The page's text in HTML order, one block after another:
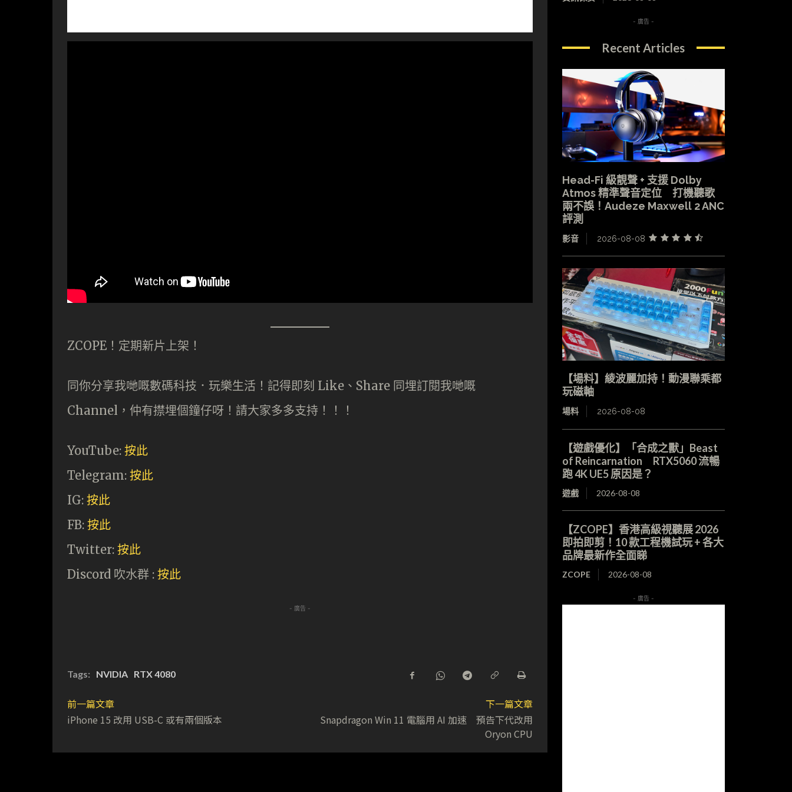
ZCOPE！定期新片上架！
同你分享我哋嘅數碼科技．玩樂生活！記得即刻 Like、Share 同埋訂閱我哋嘅
Channel，仲有㩒埋個鐘仔呀！請大家多多支持！！！
YouTube: 按此
Telegram: 按此
IG: 按此
FB: 按此
Twitter: 按此
Discord 吹水群 : 按此
- 廣告 -
Tags: NVIDIA RTX 4080
前一篇文章
iPhone 15 改用 USB-C 或有兩個版本
下一篇文章
Snapdragon Win 11 電腦用 AI 加速 預告下代改用
Oryon CPU
- 廣告 -
Recent Articles
Head-Fi 級靚聲 + 支援 Dolby
Atmos 精準聲音定位 打機聽歌
兩不誤！Audeze Maxwell 2 ANC
評測
影音 2026-08-08
【場料】綾波麗加持！動漫聯乘都
玩磁軸
場料 2026-08-08
【遊戲優化】「合成之獸」Beast
of Reincarnation RTX5060 流暢
跑 4K UE5 原因是？
遊戲 2026-08-08
【ZCOPE】香港高級視聽展 2026
即拍即剪！10 款工程機試玩 + 各大
品牌最新作全面睇
ZCOPE 2026-08-08
- 廣告 -